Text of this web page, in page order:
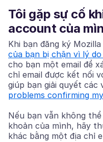
Tôi gặp sự cố
account của
Khi bạn đăng ký
của bạn bị chặn vì lý
cho bạn một email để
chỉ email được kết nối
giúp bạn giải quyết các
problems confirming
Nếu bạn vẫn không
khoản của mình, hãy
khác bằng một địa chỉ